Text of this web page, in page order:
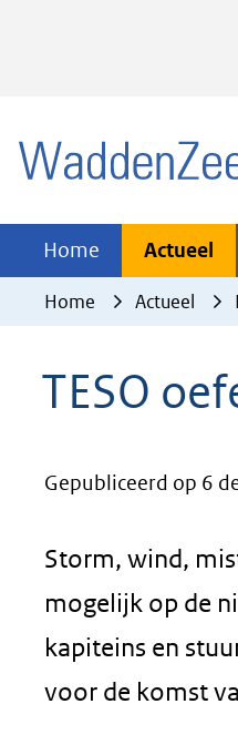
het
cookies
website
worden
Home Actueel
Home Actueel
TESO
Gepubliceerd op 6
Storm, wind,
mogelijk op de
kapiteins en
voor de komst